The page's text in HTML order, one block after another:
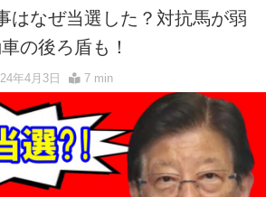
はなぜ当選した？対抗馬が弱
の後ろ盾も！
年4月3日 7 min